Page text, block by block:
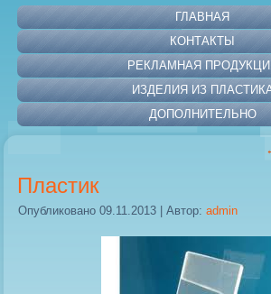
ГЛАВНАЯ
КОНТАКТЫ
РЕКЛАМНАЯ
ИЗДЕЛИЯ ИЗ
ДОПОЛНИТЕЛЬНО
Пластик
Опубликовано 09.11.2013 |Автор: admin